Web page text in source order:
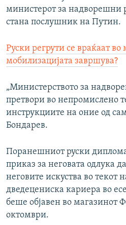
министерот за надворешни
стана послушник на Путин.
Руски регрути се враќаат
мобилизацијата завршува?
„Министерството за
претвори во непромислено
инструкциите на оние од
Бондарев.
Поранешниот руски
приказ за неговата одлука
неговите искуства во текот
дведецениска кариера во
беше објавен во магазинот
октомври.